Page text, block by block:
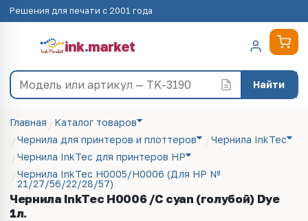
Решения для печати с 2001 года
ink.market
Найти
Главная
Каталог товаров
Чернила для принтеров и плоттеров
Чернила InkTec
Чернила InkTec для принтеров HP
Чернила InkTec H0005/H0006 (Для HP №
21/27/56/22/28/57)
Чернила InkTec H0006 /C cyan (голубой) Dye
1л.